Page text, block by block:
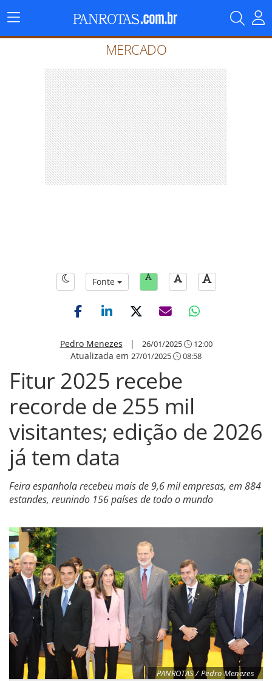
Menu
Principal
MERCADO
Fonte
Pedro Menezes | 26/01/2025 12:00
Atualizada em 27/01/2025 08:58
Fitur 2025 recebe
recorde de 255 mil
visitantes; edição de 2026
já tem data
Feira espanhola recebeu mais de 9,6 mil empresas, em 884
estandes, reunindo 156 países de todo o mundo
PANROTAS / Pedro Menezes